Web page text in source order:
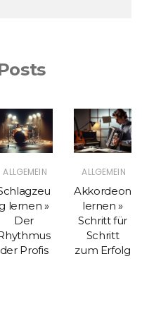
ALLGEMEIN
g lernen »
Der
der Profis
ALLGEMEIN
Akkordeon
lernen »
Schritt für
Schritt
zum Erfolg